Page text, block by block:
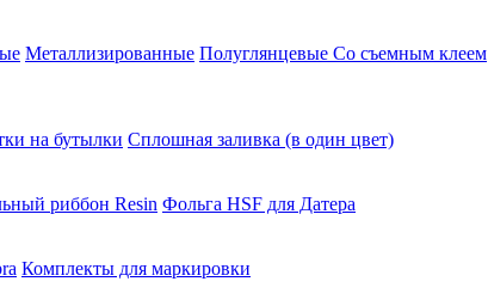
Металлизированные Полуглянцевые Со съемным клеем
на бутылки Сплошная заливка (в один цвет)
риббон Resin Фольга HSF для Датера
Комплекты для маркировки